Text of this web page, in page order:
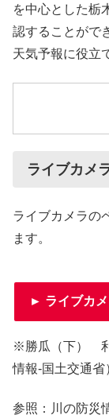
を中心とした栃
認することがで
天気予報に役立
ライブカメ
ライブカメラの
ます。
► ライブカ
※勝瓜（下）
情報-国土交通省
参照：川の防災